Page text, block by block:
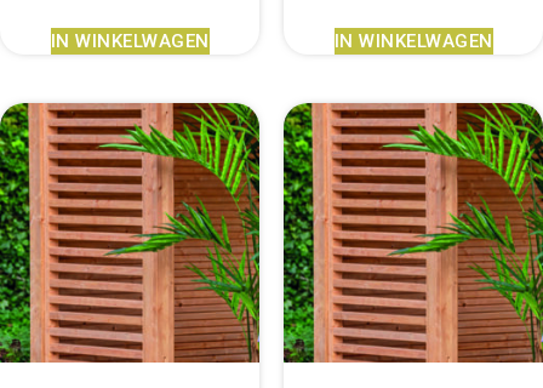
IN WINKELWAGEN IN WINKELWAGEN